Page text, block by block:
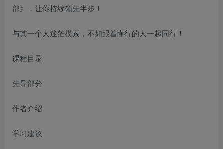
部》，让你持续领先半步！
与其一个人迷茫摸索，不如跟着懂行的人一起同行！
课程目录
先导部分
作者介绍
学习建议